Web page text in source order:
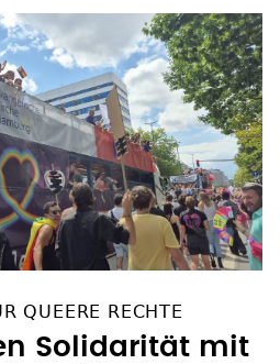
QUEERE RECHTE
Solidarität mit